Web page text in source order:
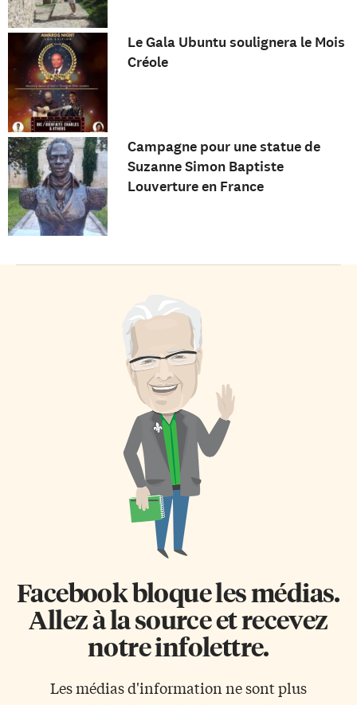
Le Gala Ubuntu soulignera le Mois
Créole
Campagne pour une statue de
Suzanne Simon Baptiste
Louverture en France
Facebook bloque les médias.
Allez à la source et recevez
notre infolettre.
Les médias d'information ne sont plus